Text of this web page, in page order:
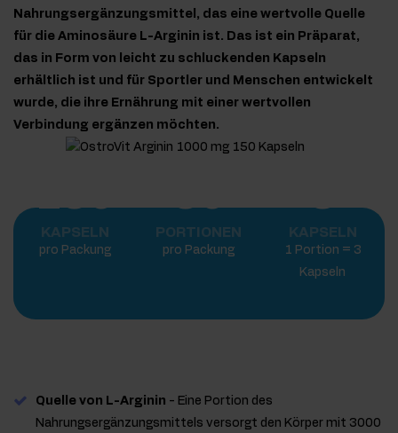
Nahrungsergänzungsmittel, das eine wertvolle Quelle
für die Aminosäure L-Arginin ist. Das ist ein Präparat,
das in Form von leicht zu schluckenden Kapseln
erhältlich ist und für Sportler und Menschen entwickelt
wurde, die ihre Ernährung mit einer wertvollen
Verbindung ergänzen möchten.
150
KAPSELN
pro Packung
50
PORTIONEN
pro Packung
3
KAPSELN
1 Portion = 3
Kapseln
Quelle von L-Arginin - Eine Portion des
Nahrungsergänzungsmittels versorgt den Körper mit 3000